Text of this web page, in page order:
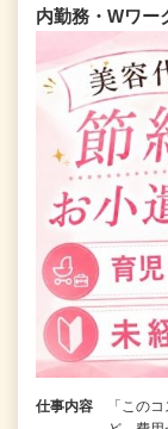
内勤務・Wワ
仕事内容
「この